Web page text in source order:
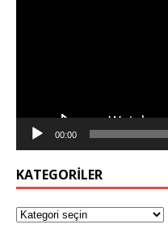
00:00
KATEGORILER